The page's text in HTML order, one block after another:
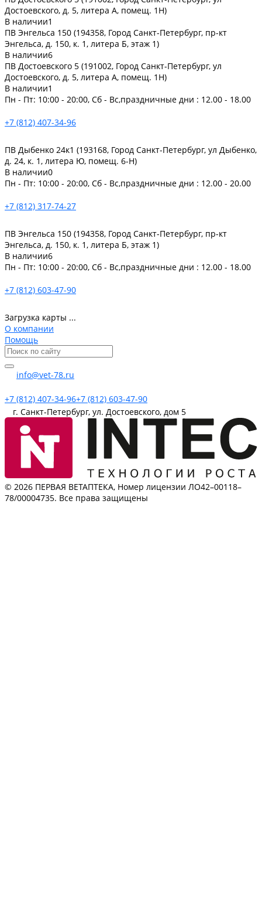
Достоевского, д. 5, литера А, помещ. 1Н)
В наличии1
ПВ Энгельса 150 (194358, Город Санкт-Петербург, пр-кт
Энгельса, д. 150, к. 1, литера Б, этаж 1)
В наличии6
ПВ Достоевского 5 (191002, Город Санкт-Петербург, ул
Достоевского, д. 5, литера А, помещ. 1Н)
В наличии1
Пн - Пт: 10:00 - 20:00, Сб - Вс,праздничные дни : 12.00 - 18.00
+7 (812) 407-34-96
ПВ Дыбенко 24к1 (193168, Город Санкт-Петербург, ул Дыбенко,
д. 24, к. 1, литера Ю, помещ. 6-Н)
В наличии0
Пн - Пт: 10:00 - 20:00, Сб - Вс,праздничные дни : 12.00 - 20.00
+7 (812) 317-74-27
ПВ Энгельса 150 (194358, Город Санкт-Петербург, пр-кт
Энгельса, д. 150, к. 1, литера Б, этаж 1)
В наличии6
Пн - Пт: 10:00 - 20:00, Сб - Вс,праздничные дни : 12.00 - 18.00
+7 (812) 603-47-90
Загрузка карты ...
О компании
Помощь
info@vet-78.ru
+7 (812) 407-34-96+7 (812) 603-47-90
г. Санкт-Петербург, ул. Достоевского, дом 5
© 2026 ПЕРВАЯ ВЕТАПТЕКА, Номер лицензии ЛО42–00118–
78/00004735. Все права защищены